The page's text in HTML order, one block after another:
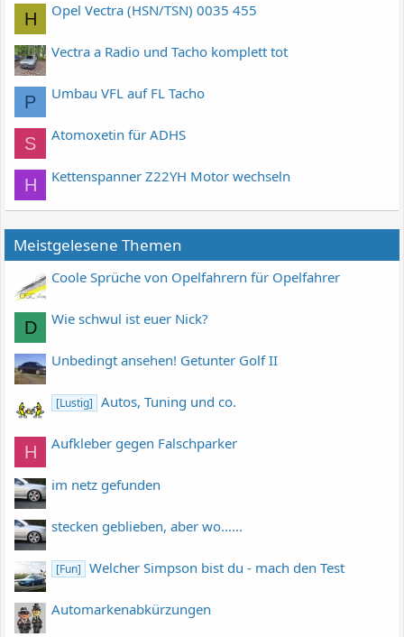
H Opel Vectra (HSN/TSN) 0035 455
Vectra a Radio und Tacho komplett tot
P Umbau VFL auf FL Tacho
S Atomoxetin für ADHS
H Kettenspanner Z22YH Motor wechseln
Meistgelesene Themen
Coole Sprüche von Opelfahrern für Opelfahrer
D Wie schwul ist euer Nick?
Unbedingt ansehen! Getunter Golf II
[Lustig] Autos, Tuning und co.
H Aufkleber gegen Falschparker
im netz gefunden
stecken geblieben, aber wo......
[Fun] Welcher Simpson bist du - mach den Test
Automarkenabkürzungen